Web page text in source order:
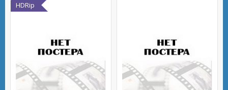
HDRip